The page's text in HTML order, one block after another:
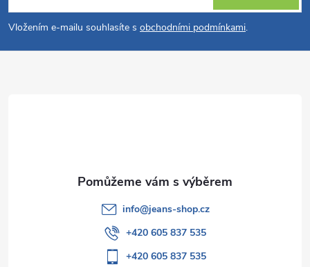
p
a
Vložením e-mailu souhlasíte s obchodními podmínkami.
info@jeans-shop.cz
+420 605 837 535
+420 605 837 535